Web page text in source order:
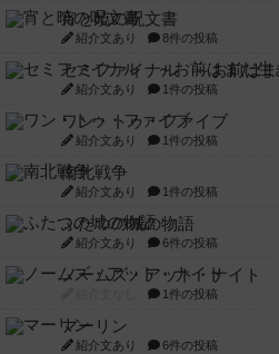
宵と暁の呪文書
紹介文あり 8件の投稿
セミファイナル ～お前はま
紹介文あり 1件の投稿
ワン・トゥ・ファイブ
紹介文あり 1件の投稿
南北戦争
紹介文あり 1件の投稿
ふたつの城の物語
紹介文あり 6件の投稿
ノームズ・アット・ナイト
1件の投稿
マーリン
紹介文あり 6件の投稿